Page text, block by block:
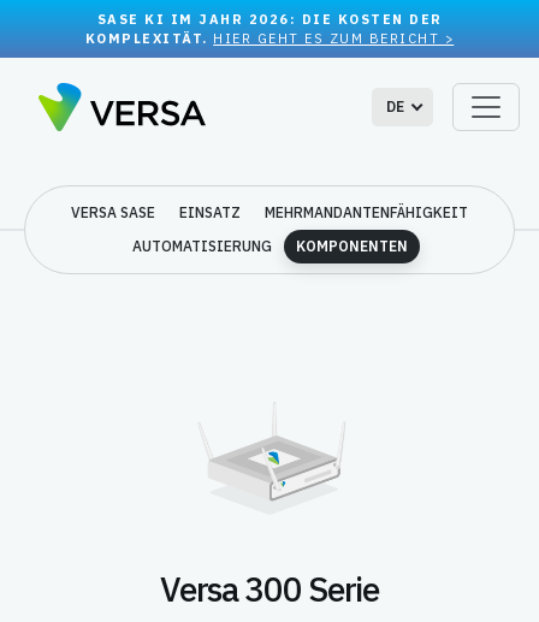
SASE KI IM JAHR 2026: DIE KOSTEN DER
KOMPLEXITÄT. HIER GEHT ES ZUM BERICHT >
DE
VERSA SASE EINSATZ
MEHRMANDANTENFÄHIGKEIT
AUTOMATISIERUNG
KOMPONENTEN
Versa 300 Serie